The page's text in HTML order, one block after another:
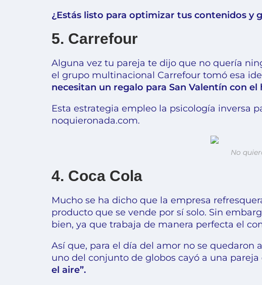
¿Estás listo para optimizar tus contenidos y
5. Carrefour
Alguna vez tu pareja te dijo que no quería
el grupo multinacional Carrefour tomó esa
necesitan un regalo para San Valentín con el
Esta estrategia empleo la psicología inversa
noquieronada.com.
No
4. Coca Cola
Mucho se ha dicho que la empresa
producto que se vende por sí solo. Sin
bien, ya que trabaja de manera perfecta el
Así que, para el día del amor no se quedaron
uno del conjunto de globos cayó a una
el aire”.